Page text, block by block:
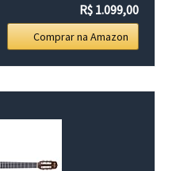
R$ 1.099,00
Comprar na Amazon